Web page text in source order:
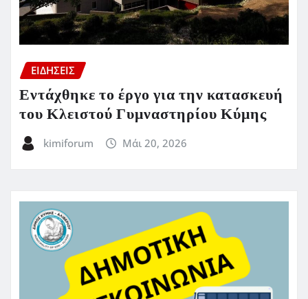
ΕΙΔΗΣΕΙΣ
Εντάχθηκε το έργο για την κατασκευή
του Κλειστού Γυμναστηρίου Κύμης
kimiforum Μάι 20, 2026